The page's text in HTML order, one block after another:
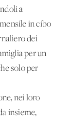
a
in cibo
dei
per un
solo per
nei loro
insieme,